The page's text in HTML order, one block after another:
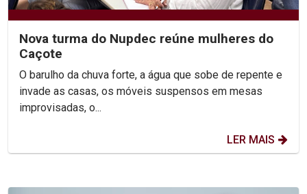
Nova turma do Nupdec reúne mulheres do
Caçote
O barulho da chuva forte, a água que sobe de repente e
invade as casas, os móveis suspensos em mesas
improvisadas, o...
LER MAIS